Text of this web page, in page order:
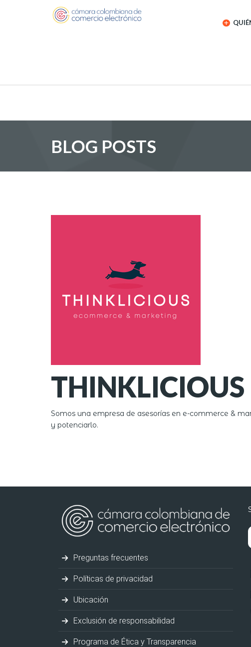
BLOG POSTS
THINKLICIOUS
Somos una empresa de asesorías en e-commerce &
y potenciarlo.
Preguntas frecuentes
Políticas de privacidad
Ubicación
Exclusión de responsabilidad
Programa de Ética y Transparencia